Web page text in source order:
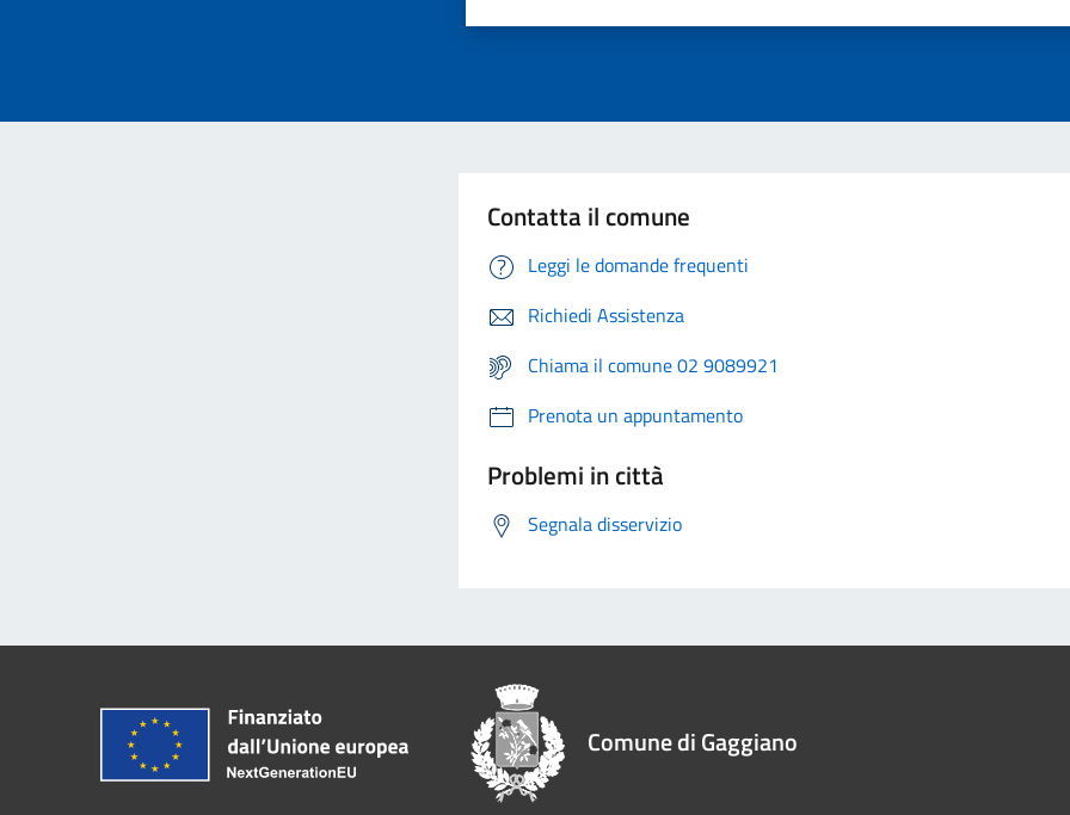
Contatta il comune
Leggi le domande frequenti
Richiedi Assistenza
Chiama il comune 02 9089921
Prenota un appuntamento
Problemi in città
Segnala disservizio
Comune di Gaggiano